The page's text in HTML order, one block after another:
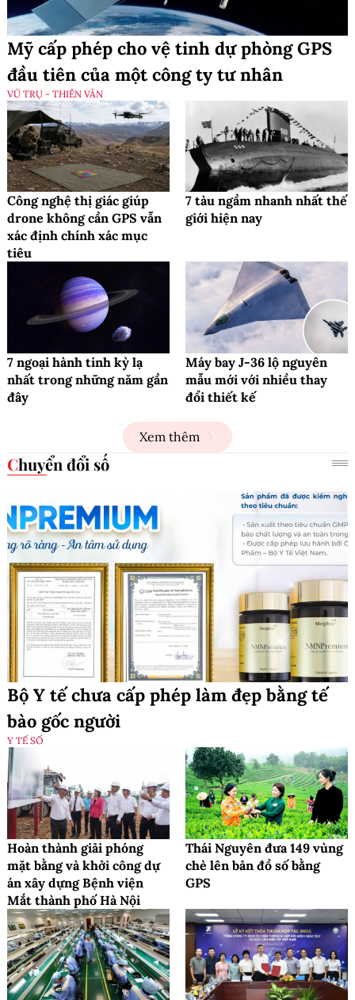
Mỹ cấp phép cho vệ tinh dự phòng GPS
đầu tiên của một công ty tư nhân
VŨ TRỤ - THIÊN VĂN
Công nghệ thị giác giúp
drone không cần GPS vẫn
xác định chính xác mục
tiêu
7 tàu ngầm nhanh nhất thế
giới hiện nay
7 ngoại hành tinh kỳ lạ
nhất trong những năm gần
đây
Máy bay J-36 lộ nguyên
mẫu mới với nhiều thay
đổi thiết kế
Xem thêm
Chuyển đổi số
Bộ Y tế chưa cấp phép làm đẹp bằng tế
bào gốc người
Y TẾ SỐ
Hoàn thành giải phóng
mặt bằng và khởi công dự
án xây dựng Bệnh viện
Mắt thành phố Hà Nội
Thái Nguyên đưa 149 vùng
chè lên bản đồ số bằng
GPS